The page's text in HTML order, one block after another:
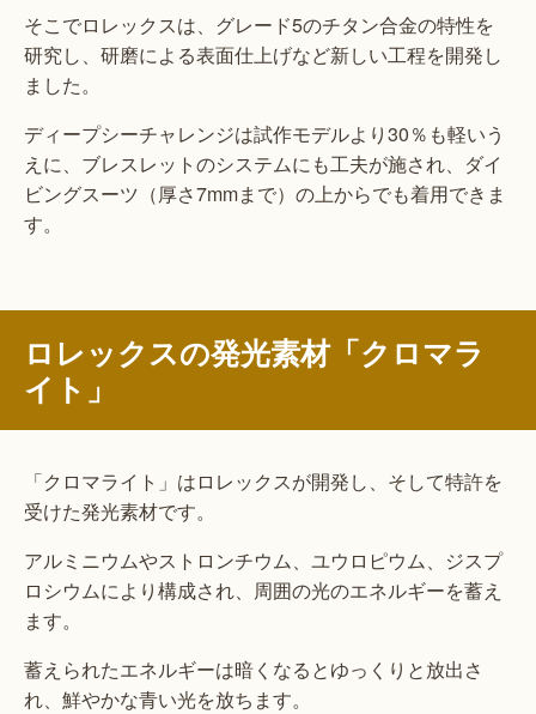
そこでロレックスは、グレード5のチタン合金の特性を
研究し、研磨による表面仕上げなど新しい工程を開発し
ました。
ディープシーチャレンジは試作モデルより30％も軽いう
えに、ブレスレットのシステムにも工夫が施され、ダイ
ビングスーツ（厚さ7mmまで）の上からでも着用できま
す。
ロレックスの発光素材「クロマラ
イト」
「クロマライト」はロレックスが開発し、そして特許を
受けた発光素材です。
アルミニウムやストロンチウム、ユウロピウム、ジスプ
ロシウムにより構成され、周囲の光のエネルギーを蓄え
ます。
蓄えられたエネルギーは暗くなるとゆっくりと放出さ
れ、鮮やかな青い光を放ちます。